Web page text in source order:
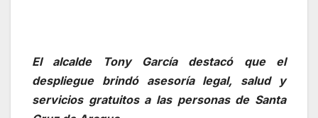
El alcalde Tony García destacó que el
despliegue brindó asesoría legal, salud y
servicios gratuitos a las personas de Santa